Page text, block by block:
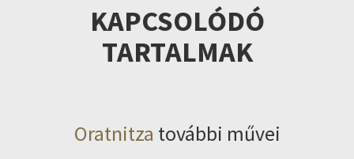
KAPCSOLÓDÓ
TARTALMAK
Oratnitza további művei